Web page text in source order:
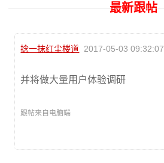
最新跟帖
捻一抹红尘楼道 2017-05-03 09:32:07
并将做大量用户体验调研
跟帖来自电脑端